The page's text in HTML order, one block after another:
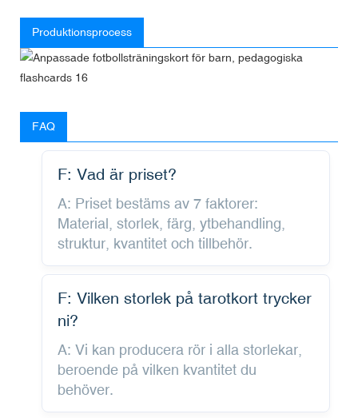
Produktionsprocess
FAQ
F: Vad är priset?
A: Priset bestäms av 7 faktorer:
Material, storlek, färg, ytbehandling,
struktur, kvantitet och tillbehör.
F: Vilken storlek på tarotkort trycker
ni?
A: Vi kan producera rör i alla storlekar,
beroende på vilken kvantitet du
behöver.